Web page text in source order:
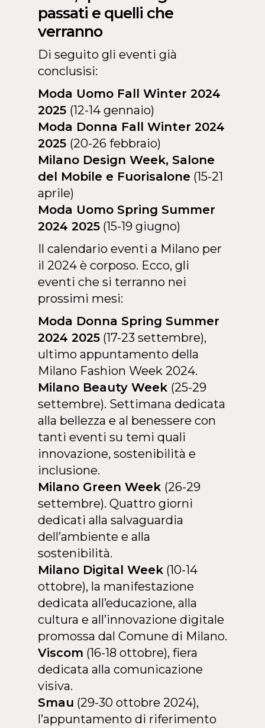
passati e quelli che
verranno
Di seguito gli eventi già
conclusisi:
Moda Uomo Fall Winter 2024
2025 (12-14 gennaio)
Moda Donna Fall Winter 2024
2025 (20-26 febbraio)
Milano Design Week, Salone
del Mobile e Fuorisalone (15-21
aprile)
Moda Uomo Spring Summer
2024 2025 (15-19 giugno)
Il calendario eventi a Milano per
il 2024 è corposo. Ecco, gli
eventi che si terranno nei
prossimi mesi:
Moda Donna Spring Summer
2024 2025 (17-23 settembre),
ultimo appuntamento della
Milano Fashion Week 2024.
Milano Beauty Week (25-29
settembre). Settimana dedicata
alla bellezza e al benessere con
tanti eventi su temi quali
innovazione, sostenibilità e
inclusione.
Milano Green Week (26-29
settembre). Quattro giorni
dedicati alla salvaguardia
dell’ambiente e alla
sostenibilità.
Milano Digital Week (10-14
ottobre), la manifestazione
dedicata all’educazione, alla
cultura e all’innovazione digitale
promossa dal Comune di Milano.
Viscom (16-18 ottobre), fiera
dedicata alla comunicazione
visiva.
Smau (29-30 ottobre 2024),
l’appuntamento di riferimento